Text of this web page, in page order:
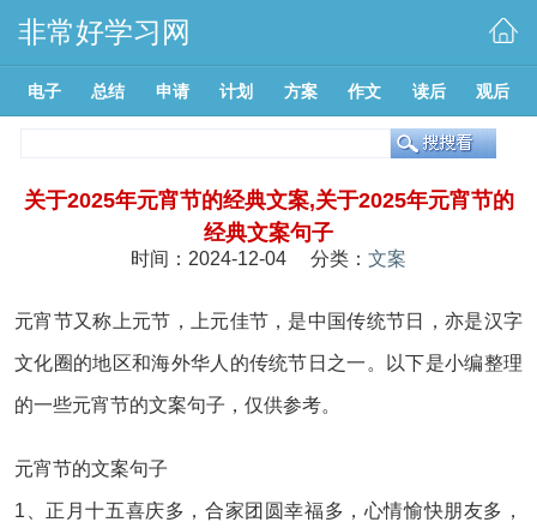
非常好学习网
电子 总结 申请 计划 方案 作文 读后 观后
关于2025年元宵节的经典文案,关于2025年元宵节的
经典文案句子
时间：2024-12-04 分类： 文案
元宵节又称上元节，上元佳节，是中国传统节日，亦是汉字
文化圈的地区和海外华人的传统节日之一。以下是小编整理
的一些元宵节的文案句子，仅供参考。
元宵节的文案句子
1、正月十五喜庆多，合家团圆幸福多，心情愉快朋友多，